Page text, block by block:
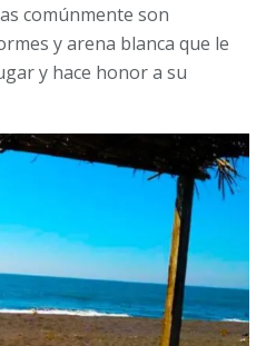
comúnmente son
y arena blanca que le
y hace honor a su